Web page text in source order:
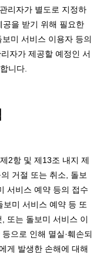
리자가 별도로 지정하
을 받기 위해 필요한
미 서비스 이용자 등의
자가 제공할 예정인 서
니다.
2항 및 제13조 내지 제
거절 또는 취소, 돌보
서비스 예약 등의 접수
미 서비스 예약 등 또
또는 돌보미 서비스 이
으로 인해 멸실·훼손되
게 발생한 손해에 대해